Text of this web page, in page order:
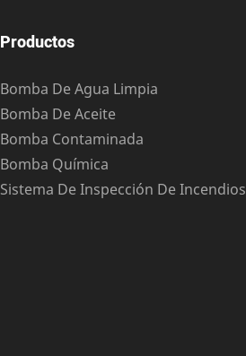
Productos
Bomba De Agua Limpia
Bomba De Aceite
Bomba Contaminada
Bomba Química
Sistema De Inspección De Incendios